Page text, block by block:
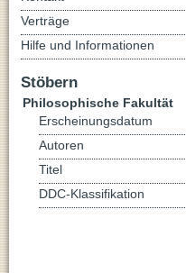
Verträge
Hilfe und Informationen
Stöbern
Philosophische Fakultät
Erscheinungsdatum
Autoren
Titel
DDC-Klassifikation